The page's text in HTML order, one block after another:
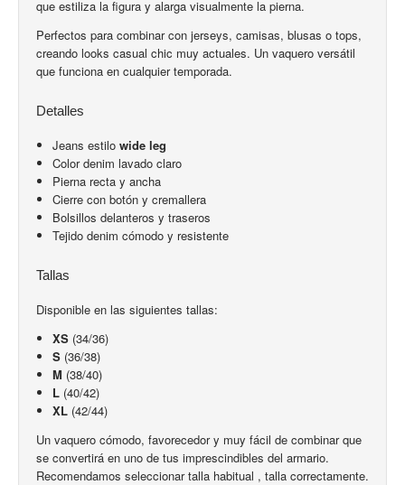
que estiliza la figura y alarga visualmente la pierna.
Perfectos para combinar con jerseys, camisas, blusas o tops,
creando looks casual chic muy actuales. Un vaquero versátil
que funciona en cualquier temporada.
Detalles
Jeans estilo wide leg
Color denim lavado claro
Pierna recta y ancha
Cierre con botón y cremallera
Bolsillos delanteros y traseros
Tejido denim cómodo y resistente
Tallas
Disponible en las siguientes tallas:
XS (34/36)
S (36/38)
M (38/40)
L (40/42)
XL (42/44)
Un vaquero cómodo, favorecedor y muy fácil de combinar que
se convertirá en uno de tus imprescindibles del armario.
Recomendamos seleccionar talla habitual , talla correctamente.